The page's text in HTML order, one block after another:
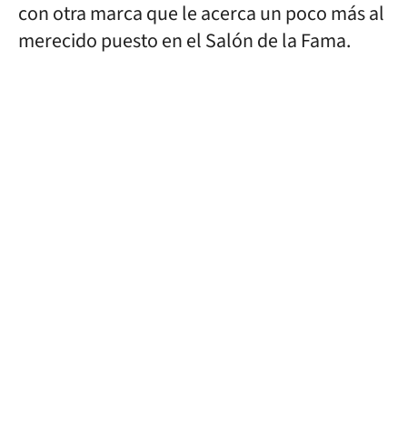
con otra marca que le acerca un poco más al
merecido puesto en el Salón de la Fama.